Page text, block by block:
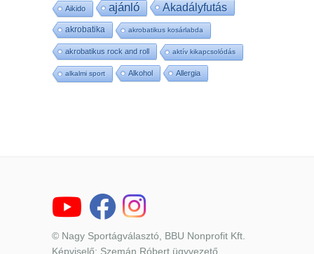
Aikido ajánló Akadályfutás
akrobatika akrobatikus kosárlabda
akrobatikus rock and roll aktív kikapcsolódás
alkalmi sport Alkohol Allergia
© Nagy Sportágválasztó, BBU Nonprofit Kft.
Képviselő: Szemán Róbert ügyvezető